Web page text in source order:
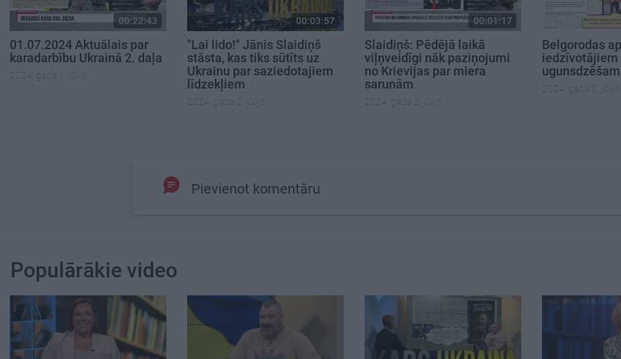
00:22:43
01.07.2024 Aktuālais par
karadarbību Ukrainā 2. daļa
2024. gada 1. jūlijs
00:03:57
"Lai lido!" Jānis Slaidiņš
stāsta, kas tiks sūtīts uz
Ukrainu par saziedotajiem
līdzekļiem
2024. gada 2. jūlijs
00:01:17
Slaidiņš: Pēdējā laikā
viļņveidīgi nāk paziņojumi
no Krievijas par miera
sarunām
2024. gada 2. jūlijs
Belgorodas
2024. gada 2. jūlijs
Pievienot komentāru
Populārākie video